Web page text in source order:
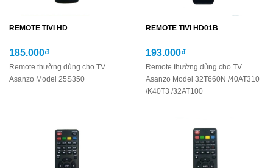
REMOTE TIVI HD
185.000₫
Remote thường dùng cho TV
Asanzo Model 25S350
REMOTE TIVI HD01B
193.000₫
Remote thường dùng cho TV
Asanzo Model 32T660N /40AT310
/K40T3 /32AT100